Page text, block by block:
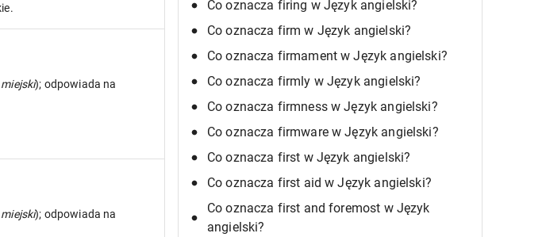
miejski); odpowiada na
miejski); odpowiada na
Co oznacza firing w Język angielski?
Co oznacza firm w Język angielski?
Co oznacza firmament w Język angielski?
Co oznacza firmly w Język angielski?
Co oznacza firmness w Język angielski?
Co oznacza firmware w Język angielski?
Co oznacza first w Język angielski?
Co oznacza first aid w Język angielski?
Co oznacza first and foremost w Język
angielski?